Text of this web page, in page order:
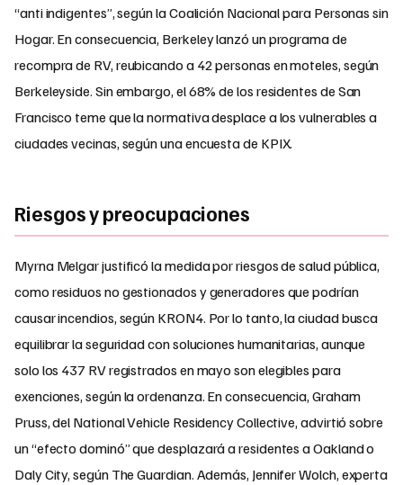
“anti indigentes”, según la Coalición Nacional para Personas sin
Hogar. En consecuencia, Berkeley lanzó un programa de
recompra de RV, reubicando a 42 personas en moteles, según
Berkeleyside. Sin embargo, el 68% de los residentes de San
Francisco teme que la normativa desplace a los vulnerables a
ciudades vecinas, según una encuesta de KPIX.
Riesgos y preocupaciones
Myrna Melgar justificó la medida por riesgos de salud pública,
como residuos no gestionados y generadores que podrían
causar incendios, según KRON4. Por lo tanto, la ciudad busca
equilibrar la seguridad con soluciones humanitarias, aunque
solo los 437 RV registrados en mayo son elegibles para
exenciones, según la ordenanza. En consecuencia, Graham
Pruss, del National Vehicle Residency Collective, advirtió sobre
un “efecto dominó” que desplazará a residentes a Oakland o
Daly City, según The Guardian. Además, Jennifer Wolch, experta